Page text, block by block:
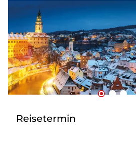
Start
Busreisen
Bus mieten
Kontakt
Reisetermin